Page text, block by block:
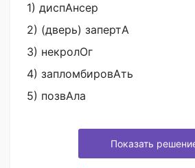
1) диспАнсер
2) (дверь) запертА
3) некролОг
4) запломбировАть
5) позвАла
Показать